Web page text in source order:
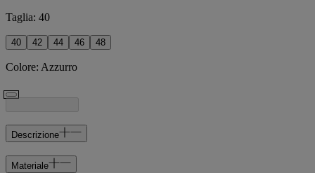
Taglia: 40
40 42 44 46 48
Colore: Azzurro
Descrizione
Materiale